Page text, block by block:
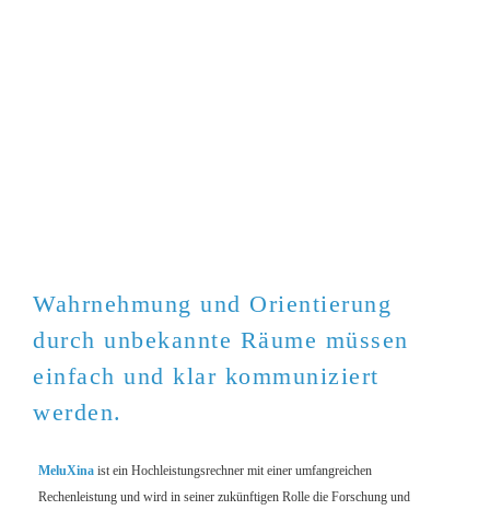
Wahrnehmung und Orientierung
durch unbekannte Räume müssen
einfach und klar kommuniziert
werden.
MeluXina ist ein Hochleistungsrechner mit einer umfangreichen
Rechenleistung und wird in seiner zukünftigen Rolle die Forschung und